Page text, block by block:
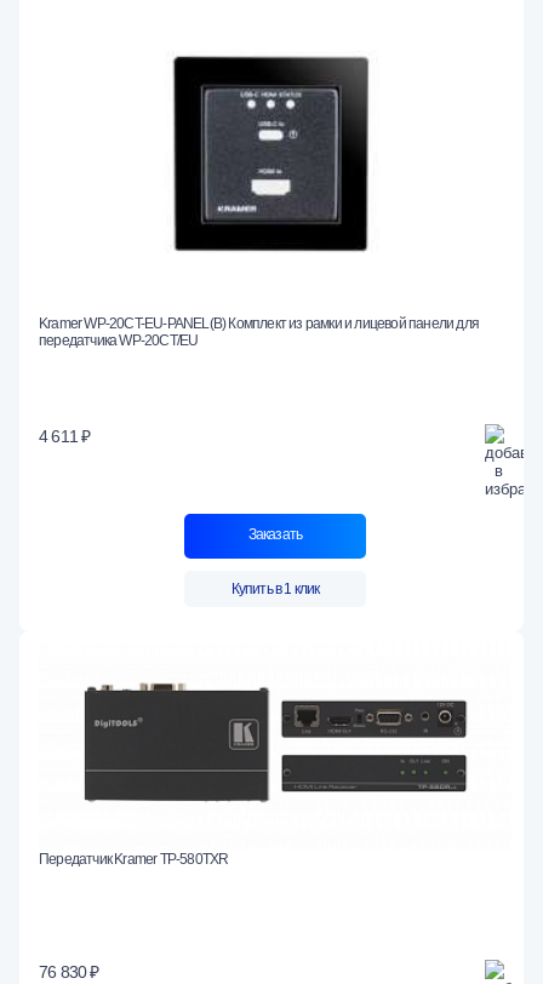
Kramer WP-20CT-EU-PANEL(B) Комплект из рамки и лицевой панели для
передатчика WP-20CT/EU
4 611 ₽
Заказать
Купить в 1 клик
Передатчик Kramer TP-580TXR
76 830 ₽